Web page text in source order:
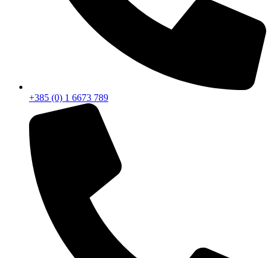
+385 (0) 1 6673 789